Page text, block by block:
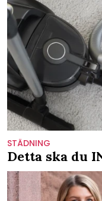
STÄDNING
Detta ska du